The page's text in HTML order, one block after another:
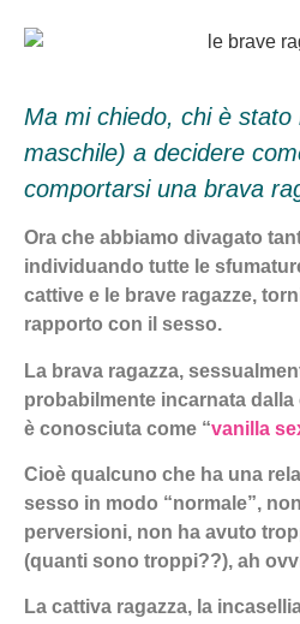
Ma mi chiedo, chi è
maschile) a decidere
comportarsi una brava
Ora che abbiamo divagato
individuando tutte le
cattive e le brave ragazze,
rapporto con il sesso.
La brava ragazza,
probabilmente incarnata
è conosciuta come “vanilla
Cioè qualcuno che ha una
sesso in modo “normale”,
perversioni, non ha avuto
(quanti sono troppi??), ah
La cattiva ragazza, la